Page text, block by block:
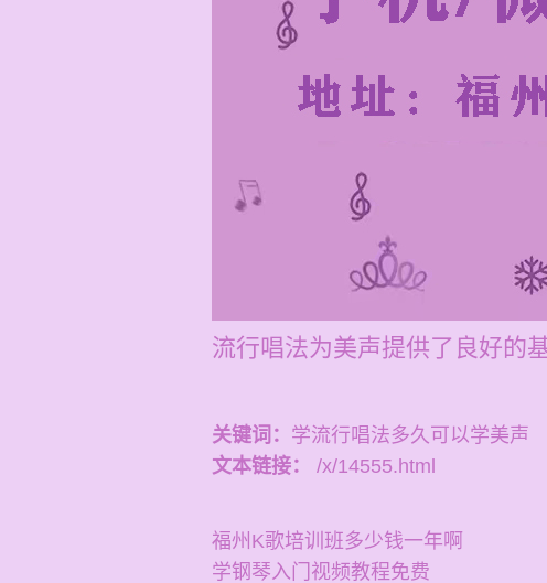
流行唱法为美声提供了良好的
关键词： 学流行唱法多久可以学美声
文本链接：
/x/14555.html
福州K歌培训班多少钱一年啊
学钢琴入门视频教程免费